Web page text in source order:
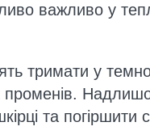
важливо у
тримати у
променів.
та погіршити